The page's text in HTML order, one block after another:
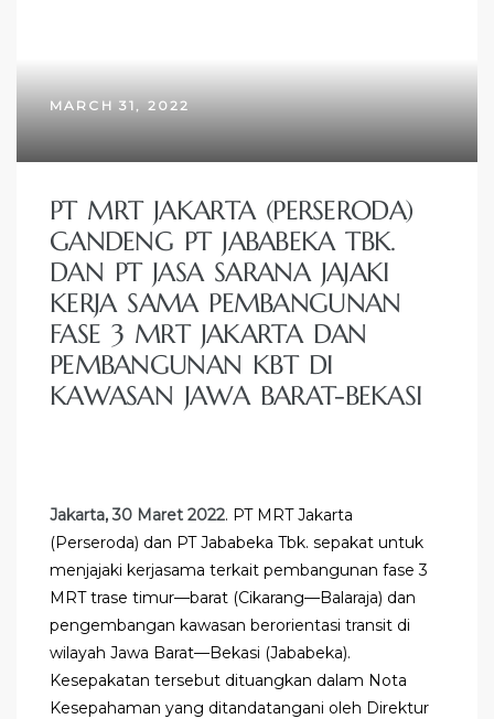
MARCH 31, 2022
PT MRT JAKARTA (PERSERODA)
GANDENG PT JABABEKA TBK.
DAN PT JASA SARANA JAJAKI
KERJA SAMA PEMBANGUNAN
FASE 3 MRT JAKARTA DAN
PEMBANGUNAN KBT DI
KAWASAN JAWA BARAT-BEKASI
Jakarta, 30 Maret 2022. PT MRT Jakarta
(Perseroda) dan PT Jababeka Tbk. sepakat untuk
menjajaki kerjasama terkait pembangunan fase 3
MRT trase timur—barat (Cikarang—Balaraja) dan
pengembangan kawasan berorientasi transit di
wilayah Jawa Barat—Bekasi (Jababeka).
Kesepakatan tersebut dituangkan dalam Nota
Kesepahaman yang ditandatangani oleh Direktur